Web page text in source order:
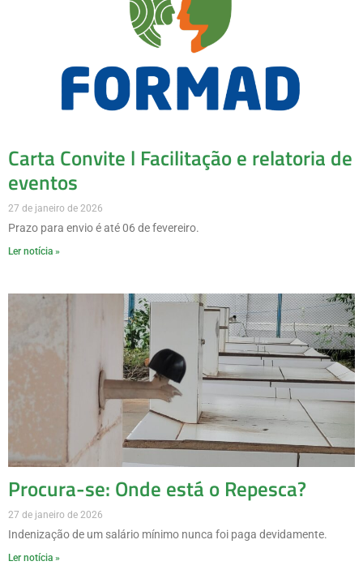
Carta Convite l Facilitação e relatoria de
eventos
27 de janeiro de 2026
Prazo para envio é até 06 de fevereiro.
Ler notícia »
Procura-se: Onde está o Repesca?
27 de janeiro de 2026
Indenização de um salário mínimo nunca foi paga devidamente.
Ler notícia »